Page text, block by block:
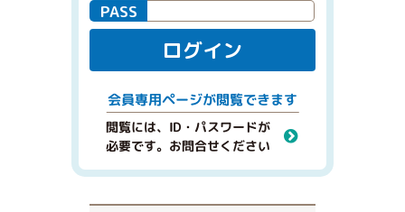
PASS
ログイン
会員専用ページが閲覧できます
閲覧には、ID・パスワードが
必要です。お問合せください